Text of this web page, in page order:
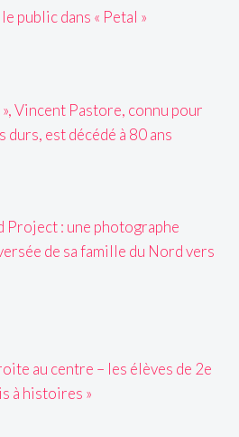
public dans « Petal »
», Vincent Pastore, connu pour
est décédé à 80 ans
Project : une photographe
de sa famille du Nord vers
au centre – les élèves de 2e
à histoires »